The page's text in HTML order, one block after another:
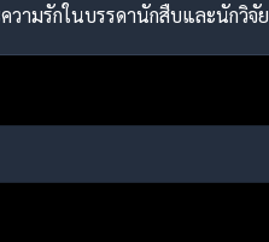
ามรักในบรรดานักสืบและนักวิจัย